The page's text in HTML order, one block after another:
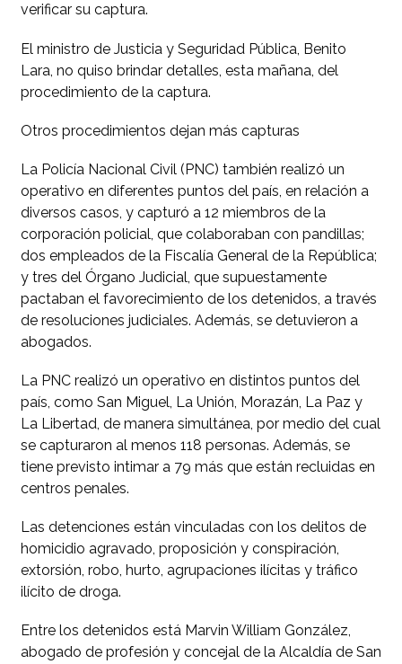
verificar su captura.
El ministro de Justicia y Seguridad Pública, Benito
Lara, no quiso brindar detalles, esta mañana, del
procedimiento de la captura.
Otros procedimientos dejan más capturas
La Policía Nacional Civil (PNC) también realizó un
operativo en diferentes puntos del país, en relación a
diversos casos, y capturó a 12 miembros de la
corporación policial, que colaboraban con pandillas;
dos empleados de la Fiscalía General de la República;
y tres del Órgano Judicial, que supuestamente
pactaban el favorecimiento de los detenidos, a través
de resoluciones judiciales. Además, se detuvieron a
abogados.
La PNC realizó un operativo en distintos puntos del
país, como San Miguel, La Unión, Morazán, La Paz y
La Libertad, de manera simultánea, por medio del cual
se capturaron al menos 118 personas. Además, se
tiene previsto intimar a 79 más que están recluidas en
centros penales.
Las detenciones están vinculadas con los delitos de
homicidio agravado, proposición y conspiración,
extorsión, robo, hurto, agrupaciones ilícitas y tráfico
ilícito de droga.
Entre los detenidos está Marvin William González,
abogado de profesión y concejal de la Alcaldía de San